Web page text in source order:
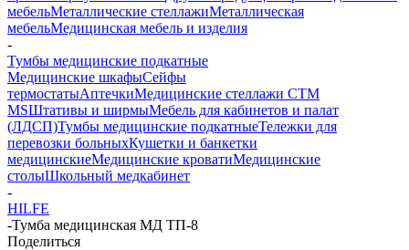
мебельМеталлические стеллажиМеталлическая
мебельМедицинская мебель и изделия
-
Тумбы медицинские подкатные
Медицинские шкафыСейфы
термостатыАптечкиМедицинские стеллажи CTM
MSШтативы и ширмыМебель для кабинетов и палат
(ЛДСП)Тумбы медицинские подкатныеТележки для
перевозки больныхКушетки и банкетки
медицинскиеМедицинские кроватиМедицинские
столыШкольный медкабинет
-
HILFE
-Тумба медицинская МД ТП-8
Поделиться